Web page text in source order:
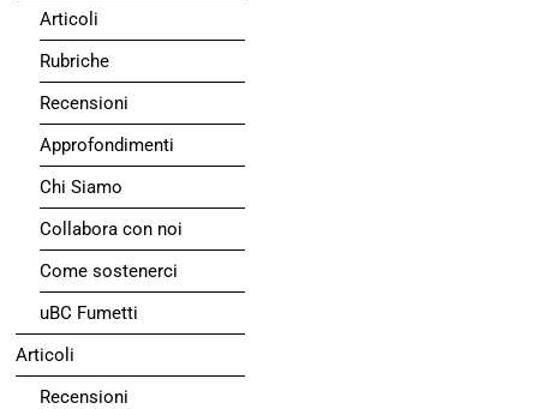
Articoli
Rubriche
Recensioni
Approfondimenti
Chi Siamo
Collabora con noi
Come sostenerci
uBC Fumetti
Articoli
Recensioni